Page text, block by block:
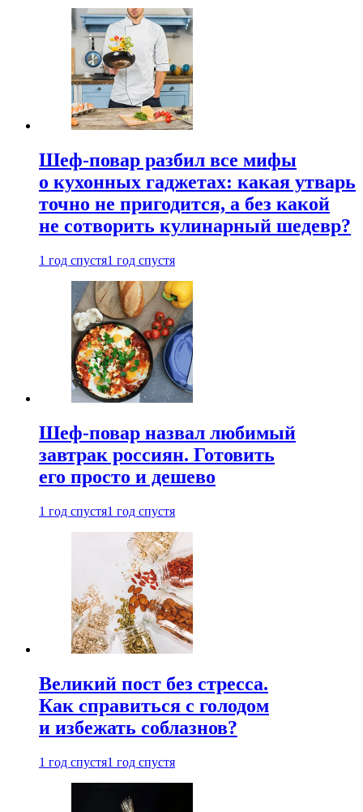
Шеф-повар разбил все мифы
о кухонных гаджетах: какая утварь
точно не пригодится, а без какой
не сотворить кулинарный шедевр?
1 год спустя1 год спустя
Шеф-повар назвал любимый
завтрак россиян. Готовить
его просто и дешево
1 год спустя1 год спустя
Великий пост без стресса.
Как справиться с голодом
и избежать соблазнов?
1 год спустя1 год спустя